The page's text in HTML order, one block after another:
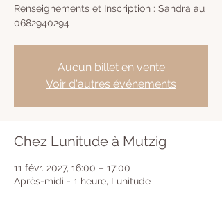
Renseignements et Inscription : Sandra au
0682940294
Aucun billet en vente
Voir d'autres événements
Chez Lunitude à Mutzig
11 févr. 2027, 16:00 – 17:00
Après-midi - 1 heure, Lunitude